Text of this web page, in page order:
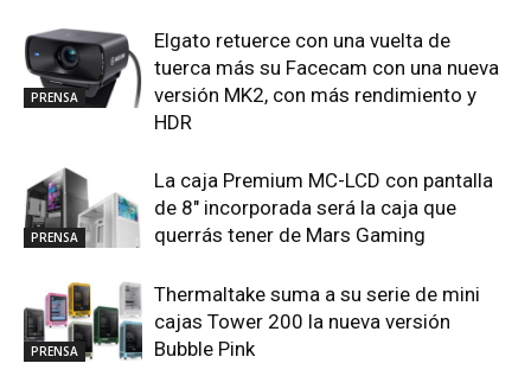
PRENSA
Elgato retuerce con una vuelta de
tuerca más su Facecam con una nueva
versión MK2, con más rendimiento y
HDR
PRENSA
La caja Premium MC-LCD con pantalla
de 8″ incorporada será la caja que
querrás tener de Mars Gaming
PRENSA
Thermaltake suma a su serie de mini
cajas Tower 200 la nueva versión
Bubble Pink